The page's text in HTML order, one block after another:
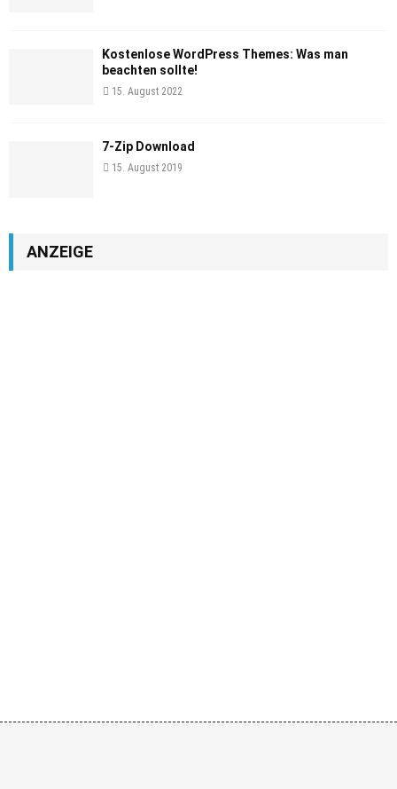
Kostenlose WordPress Themes: Was man
beachten sollte!
15. August 2022
7-Zip Download
15. August 2019
ANZEIGE